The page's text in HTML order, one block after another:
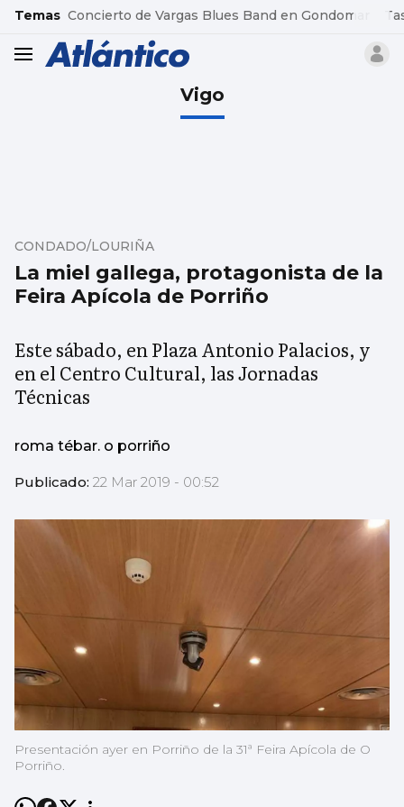
common.go-to-content
Temas Concierto de Vargas Blues Band en Gondomar
header.menu.open
Vigo
La miel gallega, protagonista de la
Feira Apícola de Porriño
CONDADO/LOURIÑA
Este sábado, en Plaza Antonio Palacios, y
en el Centro Cultural, las Jornadas
Técnicas
roma tébar. o porriño
Publicado: 22 Mar 2019 - 00:52
Presentación ayer en Porriño de la 31ª Feira Apícola de O
Porriño.